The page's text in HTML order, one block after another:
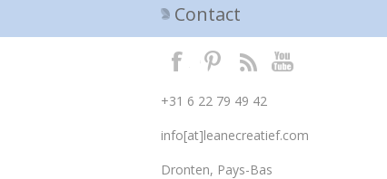
Contact
+31 6 22 79 49 42
info[at]leanecreatief.com
Dronten, Pays-Bas